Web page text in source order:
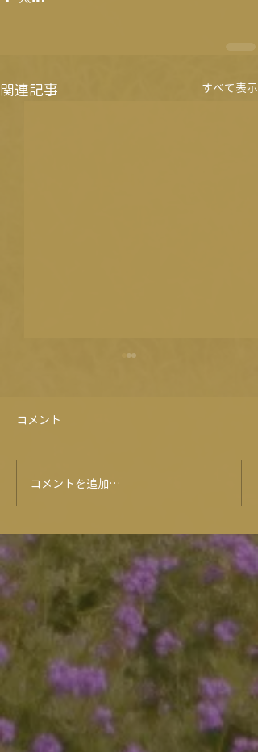
関連記事 すべて表示
★6月のイベントカレンダ
ー★
コメント
コメントを追加…